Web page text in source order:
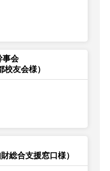
事会
校友会様）
総合支援窓口様）